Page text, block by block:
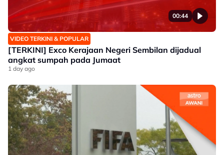
00:44
VIDEO TERKINI & POPULAR
[TERKINI] Exco Kerajaan Negeri Sembilan dijadual
angkat sumpah pada Jumaat
1 day ago